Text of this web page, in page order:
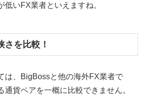
低いFX業者といえますね。
さを比較！
は、BigBossと他の海外FX業者で
通貨ペアを一概に比較できません。